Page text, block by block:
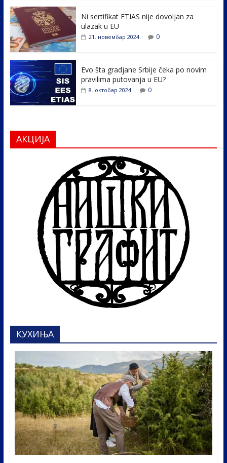
k
Ni sertifikat ETIAS nije dovoljan za
ulazak u EU
21. новембар 2024. 0
Evo šta gradjane Srbije čeka po novim
pravilima putovanja u EU?
8. октобар 2024. 0
АКЦИЈА
КУХИЊА